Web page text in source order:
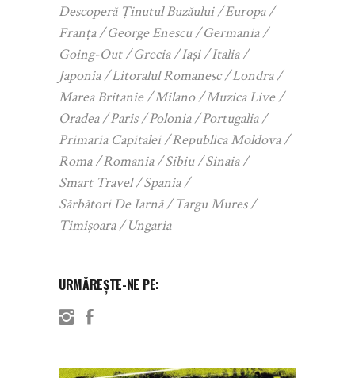
Descoperă Ținutul Buzăului
Europa
Franța
George Enescu
Germania
Going-Out
Grecia Iași
Italia
Japonia
Litoralul Romanesc
Londra
Marea Britanie
Milano
Muzica Live
Oradea
Paris Polonia
Portugalia
Primaria Capitalei
Republica Moldova
Roma
Romania Sibiu
Sinaia
Smart Travel
Spania
Sărbători De Iarnă
Targu Mures
Timișoara
Ungaria
URMĂREȘTE-NE PE: